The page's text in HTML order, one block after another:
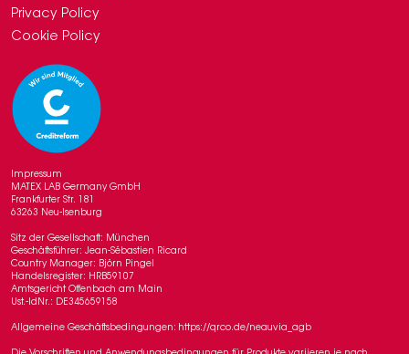
Privacy Policy
Cookie Policy
Impressum
MATEX LAB Germany GmbH
Frankfurter Str. 181
63263 Neu-Isenburg
Sitz der Gesellschaft: München
Geschäftsführer: Jean-Sébastien Ricard
Country Manager: Björn Pingel
Handelsregister: HRB59107
Amtsgericht Offenbach am Main
Ust.-IdNr.: DE345659158
Allgemeine Geschäftsbedingungen: https://qrco.de/neauvia_agb